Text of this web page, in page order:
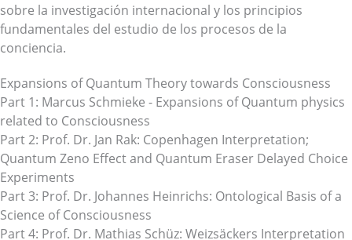
sobre la investigación internacional y los principios
fundamentales del estudio de los procesos de la
conciencia.
Expansions of Quantum Theory towards Consciousness
Part 1: Marcus Schmieke - Expansions of Quantum physics
related to Consciousness
Part 2: Prof. Dr. Jan Rak: Copenhagen Interpretation;
Quantum Zeno Effect and Quantum Eraser Delayed Choice
Experiments
Part 3: Prof. Dr. Johannes Heinrichs: Ontological Basis of a
Science of Consciousness
Part 4: Prof. Dr. Mathias Schüz: Weizsäckers Interpretation